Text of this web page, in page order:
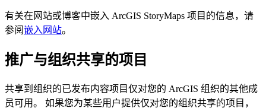
有关在网站或博客中嵌入 ArcGIS StoryMaps 项目的信息，请
参阅嵌入网站。
推广与组织共享的项目
共享到组织的已发布内容项目仅对您的 ArcGIS 组织的其他成
员可用。 如果您为某些用户提供仅对您的组织共享的项目，